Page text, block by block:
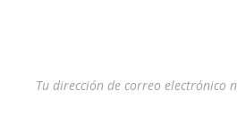
Tu dirección de correo electrónico